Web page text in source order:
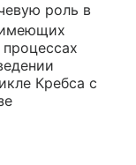
роль в
имеющих
Кребса с